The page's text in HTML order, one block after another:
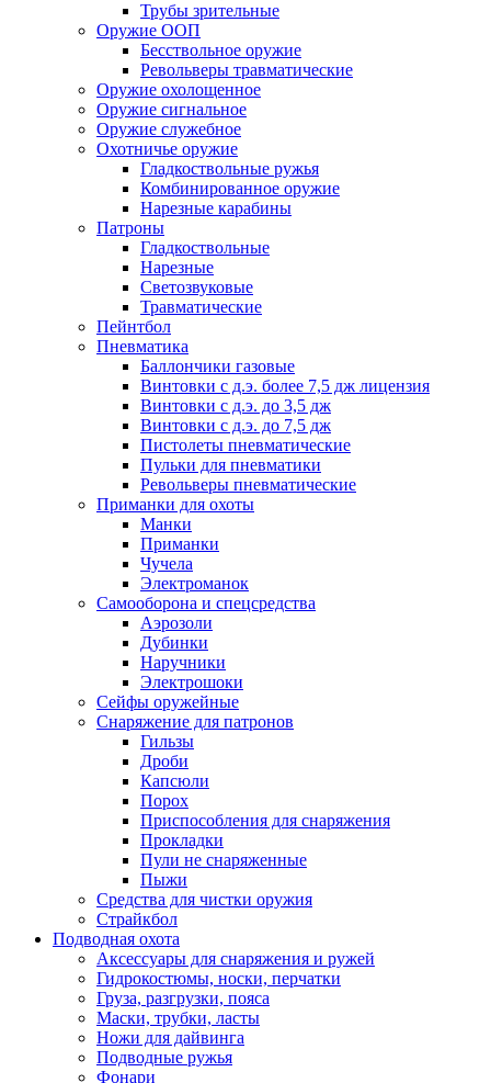
Трубы зрительные
Оружие ООП
Бесствольное оружие
Револьверы травматические
Оружие охолощенное
Оружие сигнальное
Оружие служебное
Охотничье оружие
Гладкоствольные ружья
Комбинированное оружие
Нарезные карабины
Патроны
Гладкоствольные
Нарезные
Светозвуковые
Травматические
Пейнтбол
Пневматика
Баллончики газовые
Винтовки с д.э. более 7,5 дж лицензия
Винтовки с д.э. до 3,5 дж
Винтовки с д.э. до 7,5 дж
Пистолеты пневматические
Пульки для пневматики
Револьверы пневматические
Приманки для охоты
Манки
Приманки
Чучела
Электроманок
Самооборона и спецсредства
Аэрозоли
Дубинки
Наручники
Электрошоки
Сейфы оружейные
Снаряжение для патронов
Гильзы
Дроби
Капсюли
Порох
Приспособления для снаряжения
Прокладки
Пули не снаряженные
Пыжи
Средства для чистки оружия
Страйкбол
Подводная охота
Аксессуары для снаряжения и ружей
Гидрокостюмы, носки, перчатки
Груза, разгрузки, пояса
Маски, трубки, ласты
Ножи для дайвинга
Подводные ружья
Фонари